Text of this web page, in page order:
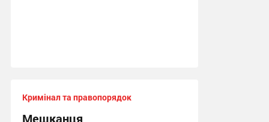
Кримінал та правопорядок
Мешканця